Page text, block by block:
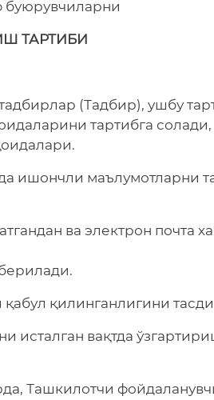
буюрувчиларни
ТАРТИБИ
(Тадбир), ушбу
тартибга
ишончли маълумотларни
ва электрон почта
қилинганлигини
вақтда
Ташкилотчи